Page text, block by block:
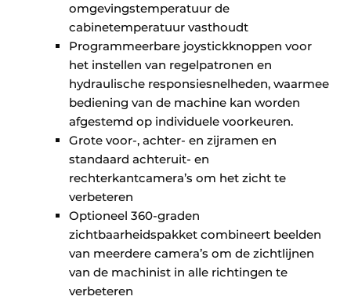
omgevingstemperatuur de
cabinetemperatuur vasthoudt
Programmeerbare joystickknoppen voor
het instellen van regelpatronen en
hydraulische responsiesnelheden, waarmee
bediening van de machine kan worden
afgestemd op individuele voorkeuren.
Grote voor-, achter- en zijramen en
standaard achteruit- en
rechterkantcamera’s om het zicht te
verbeteren
Optioneel 360-graden
zichtbaarheidspakket combineert beelden
van meerdere camera’s om de zichtlijnen
van de machinist in alle richtingen te
verbeteren